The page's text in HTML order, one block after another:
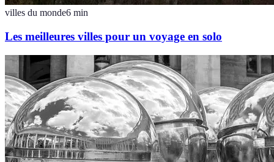
villes du monde6 min
Les meilleures villes pour un voyage en solo